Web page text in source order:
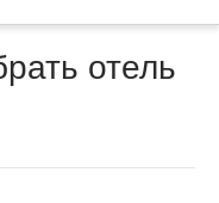
отель